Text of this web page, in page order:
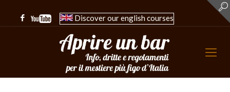
Discover our english courses